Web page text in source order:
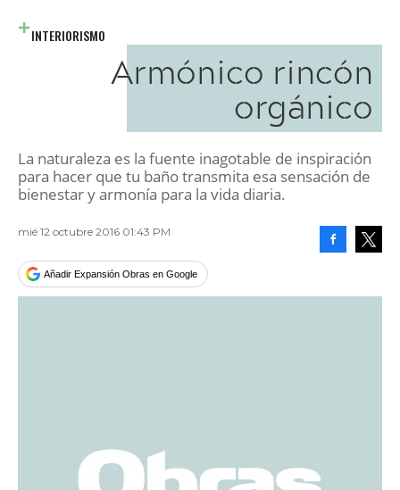
INTERIORISMO
Armónico rincón
orgánico
La naturaleza es la fuente inagotable de inspiración
para hacer que tu baño transmita esa sensación de
bienestar y armonía para la vida diaria.
mié 12 octubre 2016 01:43 PM
Añadir Expansión Obras en Google